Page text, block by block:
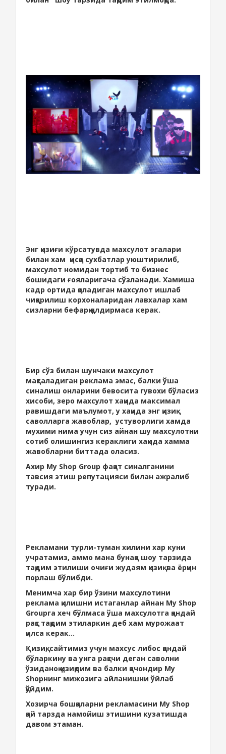
Энг қизиғи кўрсатувда махсулот эгалари
билан хам қисқа сухбатлар уюштирилиб,
махсулот номидан тортиб то бизнес
бошидаги ғояларигача сўзланади. Хамиша
кадр ортида қоладиган махсулот ишлаб
чиқарилиш корхоналаридан лавхалар хам
сизларни бефарқ қолдирмаса керак.
Бир сўз билан шунчаки махсулот
мақталадиган реклама эмас, балки ўша
синалиш онларини бевосита гувохи бўласиз
хисоби, зеро махсулот хақида максимал
равишдаги маълумот, у хақида энг қизиқ
саволларга жавоблар, устуворлиги хамда
мухими нима учун сиз айнан шу махсулотни
сотиб олишингиз кераклиги хақида хамма
жавобларни биттада оласиз.
Ахир Мy Shop Group фақат синалганини
тавсия этиш репутацияси билан ажралиб
туради.
Рекламани турли-туман хилини хар куни
учратамиз, аммо мана бунақа шоу тарзида
тақдим этилиши очиғи жудаям қизиқ ва ёрқин
порлаш бўлибди.
Менимча хар бир ўзини махсулотини
реклама қилишни истаганлар айнан Мy Shop
Groupга хеч бўлмаса ўша махсулотга қандай
рақс тақдим этиларкин деб хам мурожаат
қилса керак...
Қизиқ, сайтимиз учун махсус либос қандай
бўларкину ва унга рақсчи деган саволни
ўзиданоқ қизиқдим ва балки қачондир Мy
Shopнинг мижозига айланишни ўйлаб
қўйдим.
Хозирча бошқаларни рекламасини Мy Shop
қай тарзда намойиш этишини кузатишда
давом этаман.